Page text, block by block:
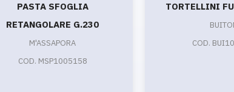
PASTA SFOGLIA
RETANGOLARE G.230
M'ASSAPORA
COD. MSP1005158
TORTELLINI
COD.